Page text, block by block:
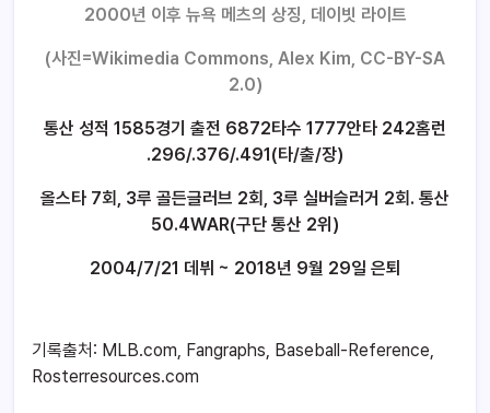
2000년 이후 뉴욕 메츠의 상징, 데이빗 라이트
(사진=Wikimedia Commons, Alex Kim, CC-BY-SA
2.0)
통산 성적 1585경기 출전 6872타수 1777안타 242홈런
.296/.376/.491(타/출/장)
올스타 7회, 3루 골든글러브 2회, 3루 실버슬러거 2회. 통산
50.4WAR(구단 통산 2위)
2004/7/21 데뷔 ~ 2018년 9월 29일 은퇴
기록출처: MLB.com, Fangraphs, Baseball-Reference,
Rosterresources.com